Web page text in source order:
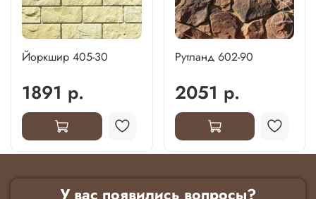
Йоркшир 405-30
1891 р.
Рутланд 602-90
2051 р.